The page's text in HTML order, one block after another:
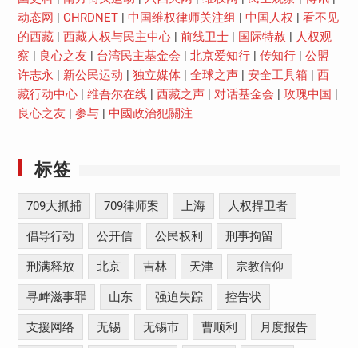
动态网
CHRDNET| 中国维权律师关注组 中国人权
看不见
的西藏| 西藏人权与民主中心| 前线卫士| 国际特赦
人权观
察
良心之友 台湾民主基金会 北京爱知行| 传知行| 公盟
许志永
新公民运动 独立媒体| 全球之声| 安全工具箱
西
藏行动中心| 维吾尔在线| 西藏之声| 对话基金会 玫瑰中国
良心之友
参与| 中國政治犯關注
标签
709大抓捕 709律师案 上海 人权捍卫者
倡导行动 公开信 公民权利 刑事拘留
刑满释放 北京 吉林 天津 宗教信仰
寻衅滋事罪 山东 强迫失踪 控告状
支援网络 无锡 无锡市 曹顺利 月度报告